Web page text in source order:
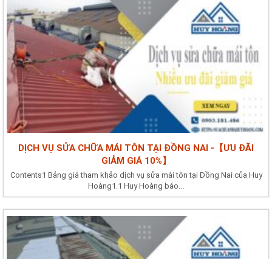
DỊCH VỤ SỬA CHỮA MÁI TÔN TẠI ĐỒNG NAI -【ƯU ĐÃI
GIẢM GIÁ 10%】
Contents1 Bảng giá tham khảo dịch vụ sửa mái tôn tại Đồng Nai của Huy
Hoàng1.1 Huy Hoàng báo...